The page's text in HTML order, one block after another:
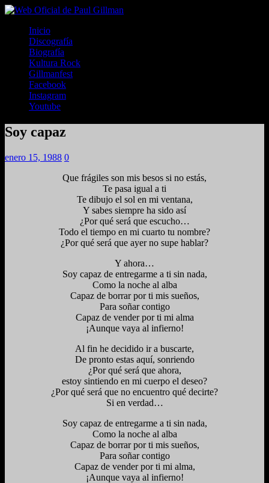
Inicio
Discografía
Biografía
Kultura Rock
Gillmanfest
Facebook
Instagram
Youtube
Soy capaz
enero 15, 1988 0
Que frágiles son mis besos si no estás,
Te pasa igual a ti
Te dibujo el sol en mi ventana,
Y sabes siempre ha sido así
¿Por qué será que escucho…
Todo el tiempo en mi cuarto tu nombre?
¿Por qué será que ayer no supe hablar?
Y ahora…
Soy capaz de entregarme a ti sin nada,
Como la noche al alba
Capaz de borrar por ti mis sueños,
Para soñar contigo
Capaz de vender por ti mi alma
¡Aunque vaya al infierno!
Al fin he decidido ir a buscarte,
De pronto estas aquí, sonriendo
¿Por qué será que ahora,
estoy sintiendo en mi cuerpo el deseo?
¿Por qué será que no encuentro qué decirte?
Si en verdad…
Soy capaz de entregarme a ti sin nada,
Como la noche al alba
Capaz de borrar por ti mis sueños,
Para soñar contigo
Capaz de vender por ti mi alma,
¡Aunque vaya al infierno!